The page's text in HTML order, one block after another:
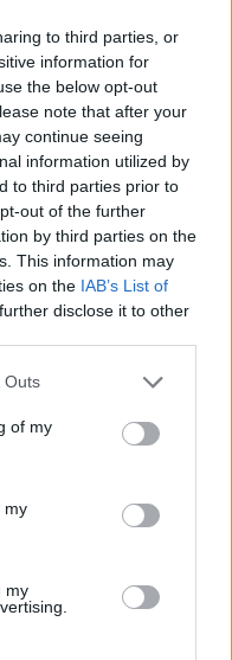
to third parties, or
information for
the below opt-out
note that after your
continue seeing
information utilized by
to third parties prior to
out of the further
by third parties on the
This information may
on the IAB’s List of
disclose it to other
Outs
of my
my
my